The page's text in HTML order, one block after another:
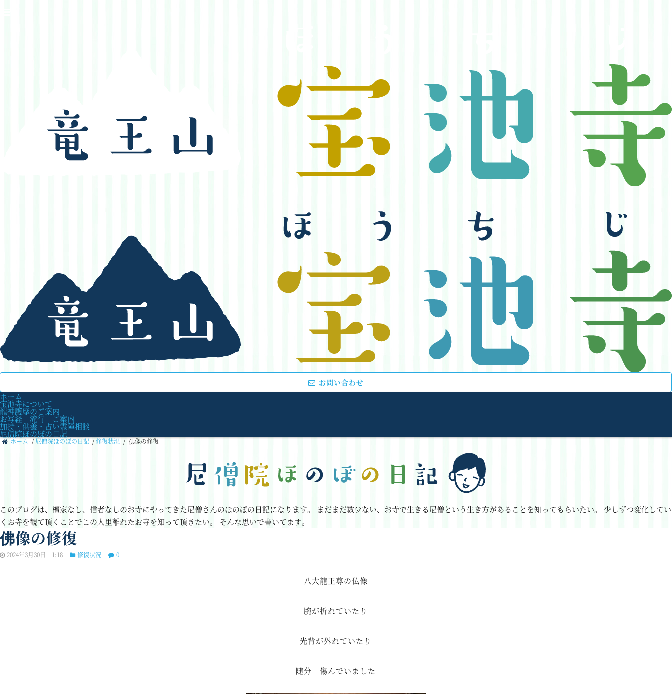
お問い合わせ
ホーム
宝池寺について
龍神護摩のご案内
お写経 滝行 ご案内
加持・供養・占い霊障相談
尼僧院ほのぼの日記
ホーム /尼僧院ほのぼの日記 /修復状況 / 佛像の修復
このブログは、檀家なし、信者なしのお寺にやってきた尼僧さんのほのぼの日記になります。 まだまだ数少ない、お寺で生きる尼僧という生き方があることを知ってもらいたい。
少しずつ変化してい
くお寺を観て頂くことでこの人里離れたお寺を知って頂きたい。 そんな思いで書いてます。
佛像の修復
2024年3月30日 1:18 修復状況 0
八大龍王尊の仏像
腕が折れていたり
光背が外れていたり
随分 傷んでいました